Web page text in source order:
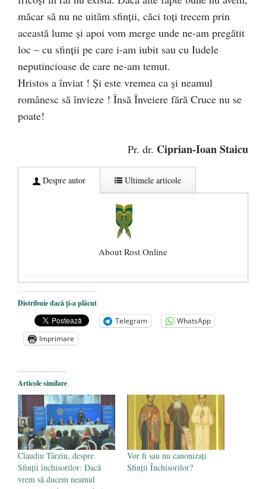
măcar să nu ne uităm sfinții, căci toți trecem prin
această lume și apoi vom merge unde ne-am pregătit
loc – cu sfinții pe care i-am iubit sau cu Iudele
neputincioase de care ne-am temut.
Hristos a înviat ! Și este vremea ca și neamul
românesc să învieze ! Însă Înveiere fără Cruce nu se
poate!
Pr. dr. Ciprian-Ioan Staicu
Despre autor Ultimele articole
About Rost Online
Dezvăluiri cutremurătoare despre
președintele Ucrainei, Volodymyr
Zelensky
- 13 mai 2026
Statul care servește Națiunea
Legea Vexler produce efecte. Bustul
poetului Octavian Goga, înlăturat din Iași
- 16 aprilie 2026
Distribuie dacă ți-a plăcut
Telegram
WhatsApp
Imprimare
Articole similare
Claudiu Târziu, despre
Sfinții închisorilor: Dacă
vrem să ducem neamul
Vor fi sau nu canonizați
Sfinții Închisorilor?